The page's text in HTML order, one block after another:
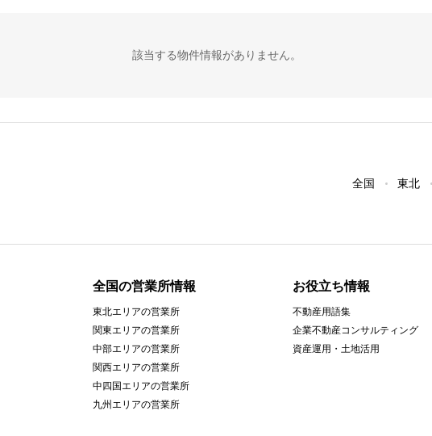
該当する物件情報がありません。
全国 東北
全国の営業所情報
東北エリアの営業所
関東エリアの営業所
中部エリアの営業所
関西エリアの営業所
中四国エリアの営業所
九州エリアの営業所
お役立ち情報
不動産用語集
企業不動産コンサルティング
資産運用・土地活用